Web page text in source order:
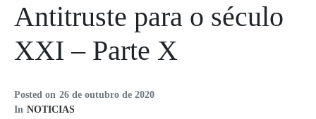
Posted on 26 de outubro de 2020
In NOTICIAS
Antitruste para o século
XXI – Parte X